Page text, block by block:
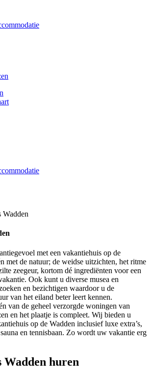
Wadden
met een vakantiehuis op de
met de natuur; de weidse uitzichten, het ritme
zeegeur, kortom dé ingrediënten voor een
Ook kunt u diverse musea en
en bezichtigen waardoor u de
van het eiland beter leert kennen.
van de geheel verzorgde woningen van
en het plaatje is compleet. Wij bieden u
op de Wadden inclusief luxe extra’s,
en tennisbaan. Zo wordt uw vakantie erg
Wadden huren